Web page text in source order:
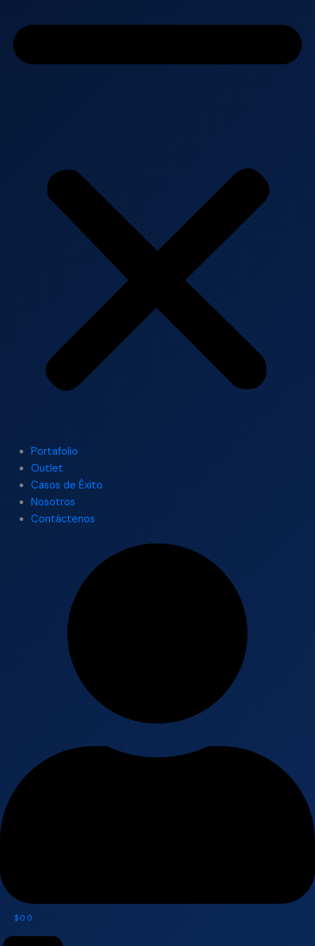
Portafolio
Outlet
Casos de Éxito
Nosotros
Contáctenos
$ 0 0